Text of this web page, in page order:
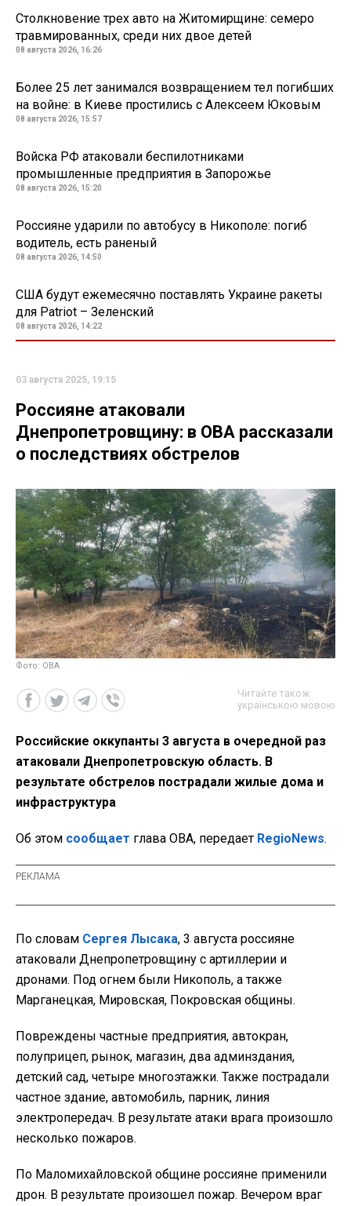
Столкновение трех авто на Житомирщине: семеро
травмированных, среди них двое детей
08 августа 2026, 16:26
Более 25 лет занимался возвращением тел погибших
на войне: в Киеве простились с Алексеем Юковым
08 августа 2026, 15:57
Войска РФ атаковали беспилотниками
промышленные предприятия в Запорожье
08 августа 2026, 15:20
Россияне ударили по автобусу в Никополе: погиб
водитель, есть раненый
08 августа 2026, 14:50
США будут ежемесячно поставлять Украине ракеты
для Patriot – Зеленский
08 августа 2026, 14:22
03 августа 2025, 19:15
Россияне атаковали
Днепропетровщину: в ОВА рассказали
о последствиях обстрелов
Фото: ОВА
Читайте також
українською мовою
Российские оккупанты 3 августа в очередной раз
атаковали Днепропетровскую область. В
результате обстрелов пострадали жилые дома и
инфраструктура
Об этом сообщает глава ОВА, передает RegioNews.
По словам Сергея Лысака, 3 августа россияне
атаковали Днепропетровщину с артиллерии и
дронами. Под огнем были Никополь, а также
Марганецкая, Мировская, Покровская общины.
Повреждены частные предприятия, автокран,
полуприцеп, рынок, магазин, два админздания,
детский сад, четыре многоэтажки. Также пострадали
частное здание, автомобиль, парник, линия
электропередач. В результате атаки врага произошло
несколько пожаров.
По Маломихайловской общине россияне применили
дрон. В результате произошел пожар. Вечером враг